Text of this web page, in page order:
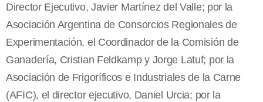
Director Ejecutivo, Javier Martínez del Valle; por la
Asociación Argentina de Consorcios Regionales de
Experimentación, el Coordinador de la Comisión de
Ganadería, Cristian Feldkamp y Jorge Latuf; por la
Asociación de Frigoríficos e Industriales de la Carne
(AFIC), el director ejecutivo, Daniel Urcia; por la